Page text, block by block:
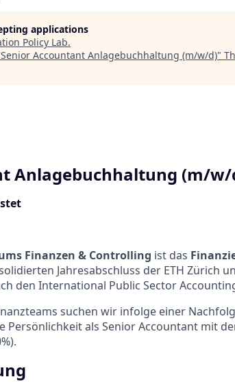
applications
Policy Lab.
Senior Accountant Anlagebuchhaltung (m/w/d)"
Anlagebuchhaltung (m/w/
Finanzen & Controlling ist das
Jahresabschluss der ETH Zürich
den International Public Sector
suchen wir infolge einer
Persönlichkeit als Senior Accountant mit